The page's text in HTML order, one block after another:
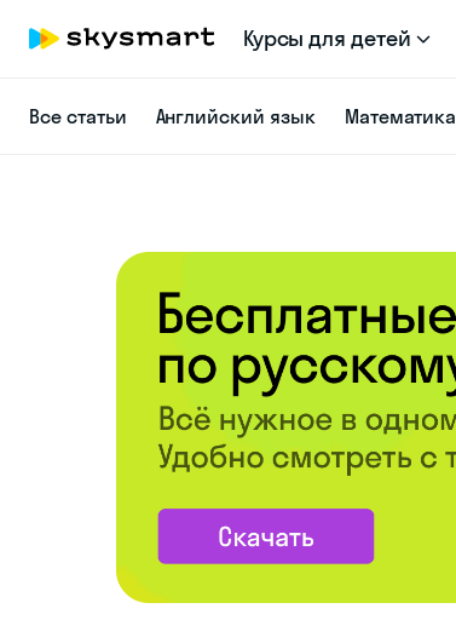
Курсы для детей
Все статьи Английский язык Математика